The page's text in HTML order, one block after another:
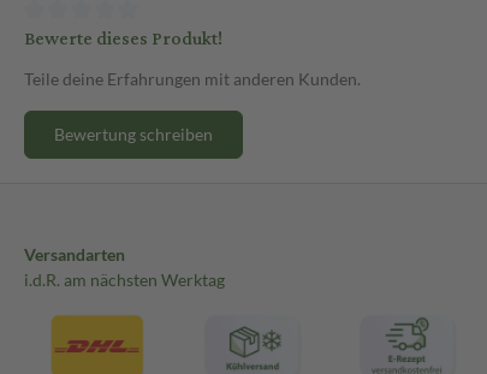
Bewerte dieses Produkt!
Teile deine Erfahrungen mit anderen Kunden.
Bewertung schreiben
Versandarten
i.d.R. am nächsten Werktag